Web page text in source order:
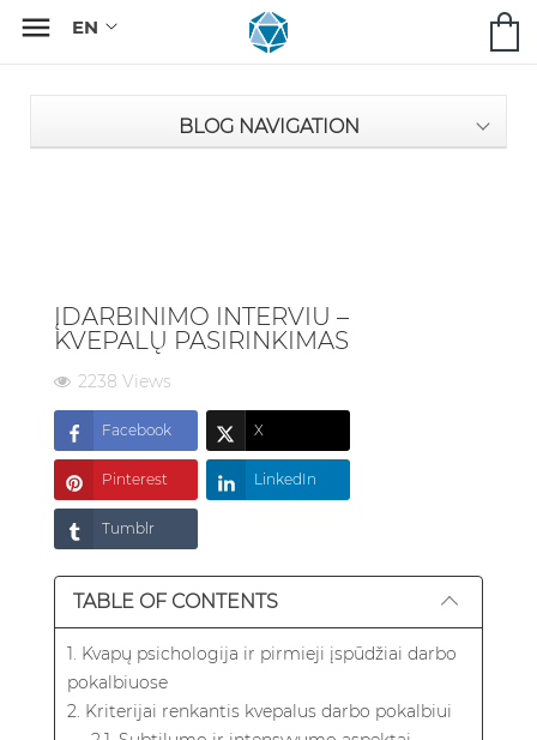

BLOG NAVIGATION
ĮDARBINIMO INTERVIU –
KVEPALŲ PASIRINKIMAS
2238 Views
Facebook X
Pinterest LinkedIn
Tumblr
TABLE OF CONTENTS
1. Kvapų psichologija ir pirmieji įspūdžiai darbo
pokalbiuose
2. Kriterijai renkantis kvepalus darbo pokalbiui